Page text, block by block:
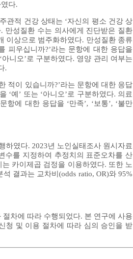
다.
관적 건강 상태는 ‘자신의 평소 건강 상
. 만성질환 수는 의사에게 진단받은 질환
이상으로 범주화하였다. 만성질환 종류
피우십니까?’라는 문항에 대한 응답을
아니오’로 구분하였다. 영양 관리 여부는
.
적이 있습니까?’라는 문항에 대한 응답
‘예’ 또는 ‘아니오’로 구분하였다. 의료
에 대한 응답을 ‘만족’, ‘보통’, ‘불만
하였다. 2023년 노인실태조사 원시자료
수를 지정하여 추정치의 표준오차를 산
카이제곱 검정을 이용하였다. 또한 노
결과는 교차비(odds ratio, OR)와 95%
차에 따라 수행되었다. 본 연구에 사용
청 및 이용 절차에 따라 심의 승인을 받